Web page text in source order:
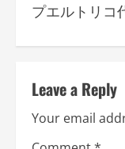
o
s
t
n
プエルトリコ
Leave a Reply
Your email